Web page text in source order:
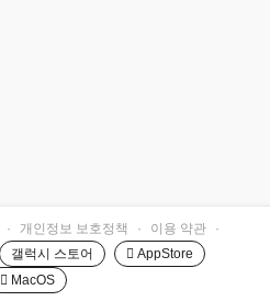
· 개인정보 보호정책 · 이용 약관
·
갤럭시 스토어
 AppStore
 MacOS